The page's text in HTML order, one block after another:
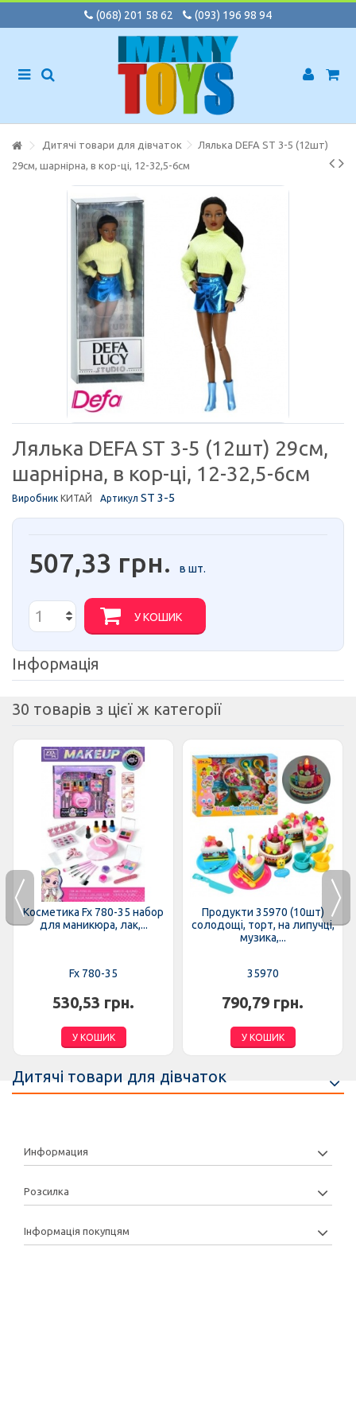
(068) 201 58 62 (093) 196 98 94
Дитячі товари для дівчаток
Лялька DEFA ST 3-5 (12шт)
29см, шарнірна, в кор-ці, 12-32,5-6см
Лялька DEFA ST 3-5 (12шт) 29см,
шарнірна, в кор-ці, 12-32,5-6см
Виробник КИТАЙ Артикул ST 3-5
507,33 грн. в шт.
У КОШИК
Інформація
30 товарів з цієї ж категорії
Косметика Fx 780-35 набор
для маникюра, лак,...
Fx 780-35
530,53 грн.
У КОШИК
Продукти 35970 (10шт)
солодощі, торт, на липучці,
музика,...
35970
790,79 грн.
У КОШИК
Дитячі товари для дівчаток
Информация
Розсилка
Інформація покупцям